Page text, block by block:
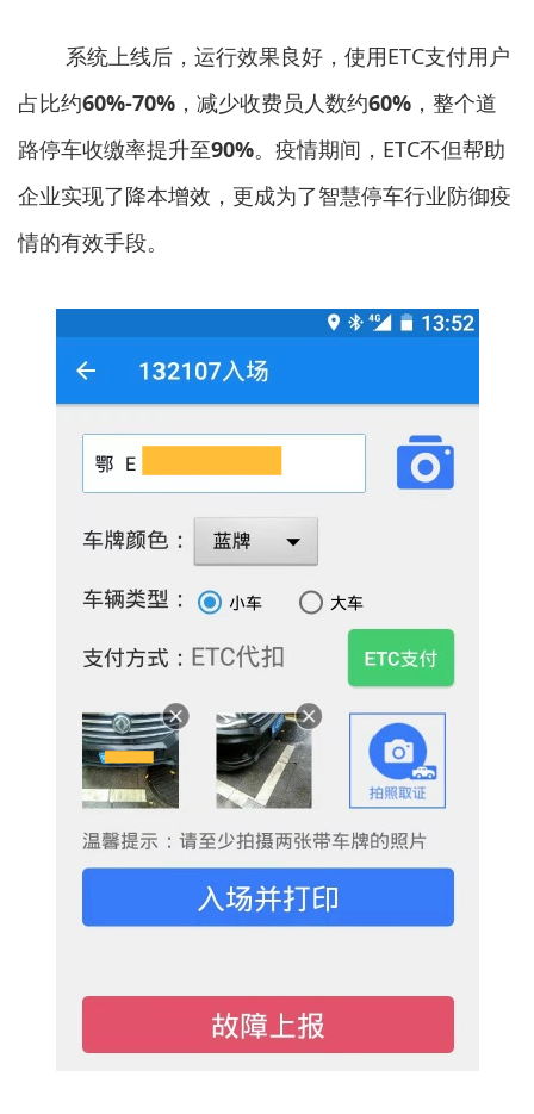
系统上线后，运行效果良好，使用ETC支付用户
占比约60%-70% ，减少收费员人数约60% ，整个道
路停车收缴率提升至90%。疫情期间，ETC不但帮助
企业实现了降本增效，更成为了智慧停车行业防御疫
情的有效手段。